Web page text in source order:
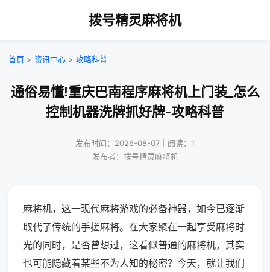
拨号精灵麻将机
首页 > 资讯中心 > 攻略科普
通俗易懂!重庆巴南程序麻将机上门装_怎么
控制机器洗牌抓好牌-攻略科普
发布时间：2026-08-07｜阅读：1
发布者：拨号精灵麻将机
麻将机，这一现代麻将游戏的必备神器，如今已逐渐
取代了传统的手搓麻将。在大家聚在一起享受麻将时
光的同时，是否曾想过，这看似普通的麻将机，其实
也可能隐藏着某些不为人知的秘密？今天，就让我们